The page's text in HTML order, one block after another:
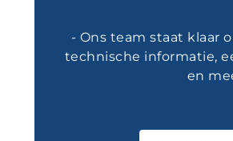
- Ons team staat klaar
technische informatie,
en